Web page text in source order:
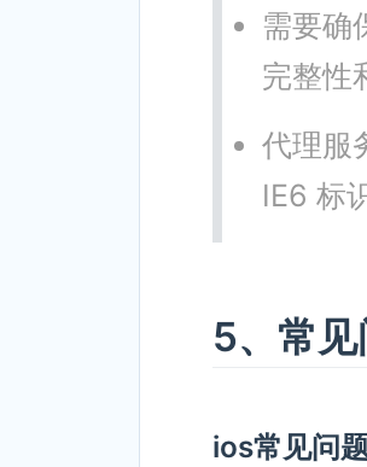
需要确
完整性
代理服
IE6 标
5、常
ios常见问